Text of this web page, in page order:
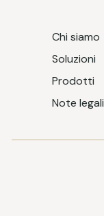
Chi siamo
Soluzioni
Prodotti
Note legali